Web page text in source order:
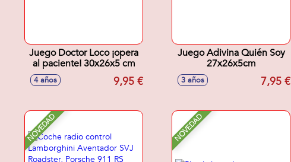
Juego Doctor Loco ¡opera
al paciente! 30x26x5 cm
4 años 9,95 €
Juego Adivina Quién Soy
27x26x5cm
3 años 7,95 €
NOVEDAD NOVEDAD